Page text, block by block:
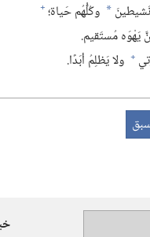
* وكُلُّهُم حَياة؛‏ +
يَهْوَه مُستَقيم.‏
+ ولا يَظلِمُ أبَدًا.‏